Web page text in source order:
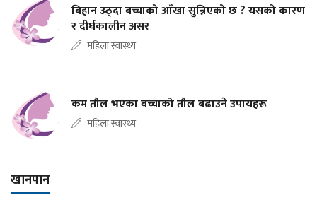
बिहान उठ्दा बच्चाको आँखा सुन्निएको छ ? यसको कारण
र दीर्घकालीन असर
महिला स्वास्थ्य
कम तौल भएका बच्चाको तौल बढाउने उपायहरू
महिला स्वास्थ्य
खानपान